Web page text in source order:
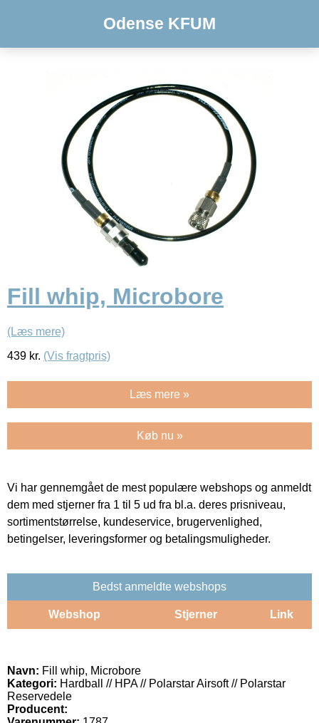
Odense KFUM
Fill whip, Microbore
(Læs mere)
439 kr. (Vis fragtpris)
Læs mere »
Køb nu »
Vi har gennemgået de mest populære webshops og anmeldt
dem med stjerner fra 1 til 5 ud fra bl.a. deres prisniveau,
sortimentstørrelse, kundeservice, brugervenlighed,
betingelser, leveringsformer og betalingsmuligheder.
Bedst anmeldte webshops
Webshop Stjerner Link
Navn: Fill whip, Microbore
Kategori: Hardball // HPA // Polarstar Airsoft // Polarstar
Reservedele
Producent: